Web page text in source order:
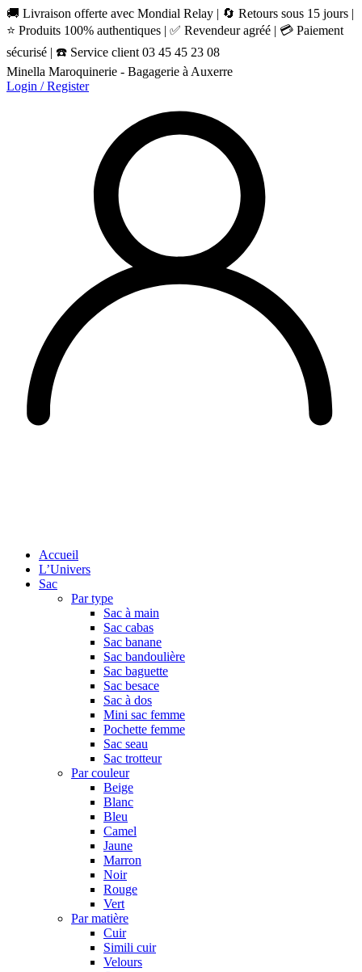
🚚 Livraison offerte avec Mondial Relay | 🔄 Retours sous 15 jours |
⭐ Produits 100% authentiques | ✅ Revendeur agréé | 💳 Paiement
sécurisé | ☎️ Service client 03 45 45 23 08
Minella Maroquinerie - Bagagerie à Auxerre
Login / Register
Accueil
L’Univers
Sac
Par type
Sac à main
Sac cabas
Sac banane
Sac bandoulière
Sac baguette
Sac besace
Sac à dos
Mini sac femme
Pochette femme
Sac seau
Sac trotteur
Par couleur
Beige
Blanc
Bleu
Camel
Jaune
Marron
Noir
Rouge
Vert
Par matière
Cuir
Simili cuir
Velours